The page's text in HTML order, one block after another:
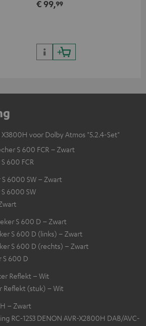
€ 99,99
X3800H voor Dolby Atmos "5.2.4-Set"
S 600 FCR – Zwart
600 FCR
6000 SW – Zwart
6000 SW
S 600 D – Zwart
S 600 D (links) – Zwart
S 600 D (rechts) – Zwart
S 600 D
Reflekt – Wit
Reflekt (stuk) – Wit
– Zwart
RC-1253 DENON AVR-X2800H DAB/AVC-